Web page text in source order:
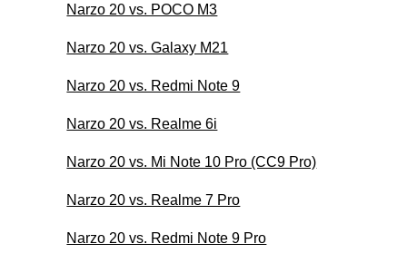
Narzo 20 vs. POCO M3
Narzo 20 vs. Galaxy M21
Narzo 20 vs. Redmi Note 9
Narzo 20 vs. Realme 6i
Narzo 20 vs. Mi Note 10 Pro (CC9 Pro)
Narzo 20 vs. Realme 7 Pro
Narzo 20 vs. Redmi Note 9 Pro